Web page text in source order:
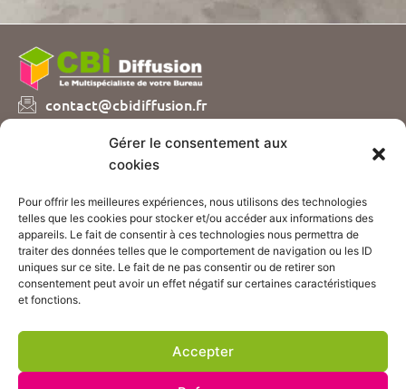
Gérer le consentement aux
cookies
Pour offrir les meilleures expériences, nous utilisons des technologies
telles que les cookies pour stocker et/ou accéder aux informations des
appareils. Le fait de consentir à ces technologies nous permettra de
traiter des données telles que le comportement de navigation ou les ID
uniques sur ce site. Le fait de ne pas consentir ou de retirer son
consentement peut avoir un effet négatif sur certaines caractéristiques
et fonctions.
Accepter
contact@cbidiffusion.fr
Parc d’entreprises Visionis
01090 GUEREINS
Nous vous proposons plusieurs catalogues de
fournitures et mobilier de bureau, sur simple demande
!
ACCÈS BOUTIQUE
Suivez nos actualités :